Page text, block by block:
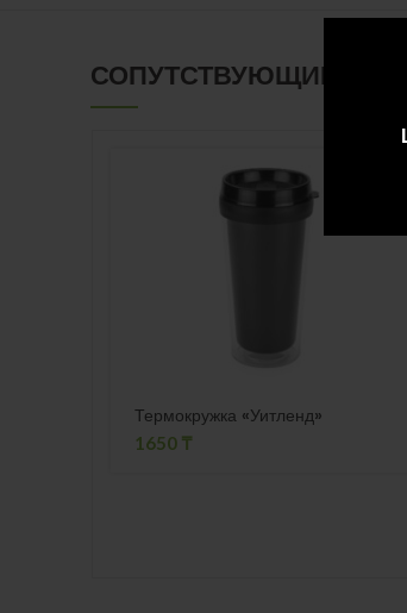
СОПУТСТВУЮЩИЕ
Термокружка «Уитленд»
1650 ₸